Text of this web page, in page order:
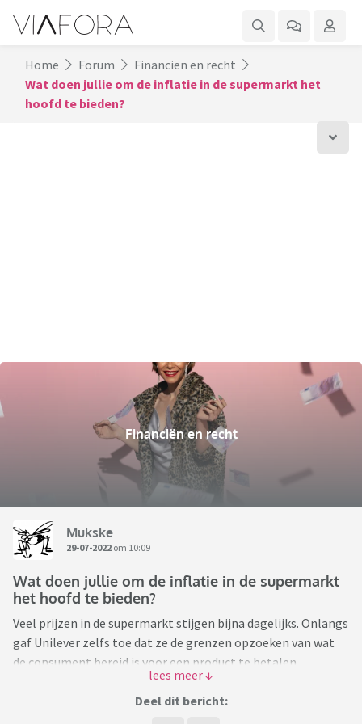
Home Forum
Financiën en recht
Wat doen jullie om de inflatie in de supermarkt het
hoofd te bieden?
Financiën en recht
Mukske
29-07-2022 om 10:09
Wat doen jullie om de inflatie in de supermarkt
het hoofd te bieden?
Veel prijzen in de supermarkt stijgen bijna dagelijks. Onlangs
gaf Unilever zelfs toe dat ze de grenzen opzoeken van wat
de consument bereid is voor een product te betalen.
Voedselconcerns maken flinke winsten dus met gestegen
grondstof- en en productiekosten heeft dit niets meer te
Deel dit bericht: